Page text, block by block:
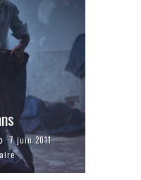
7 juin 2011